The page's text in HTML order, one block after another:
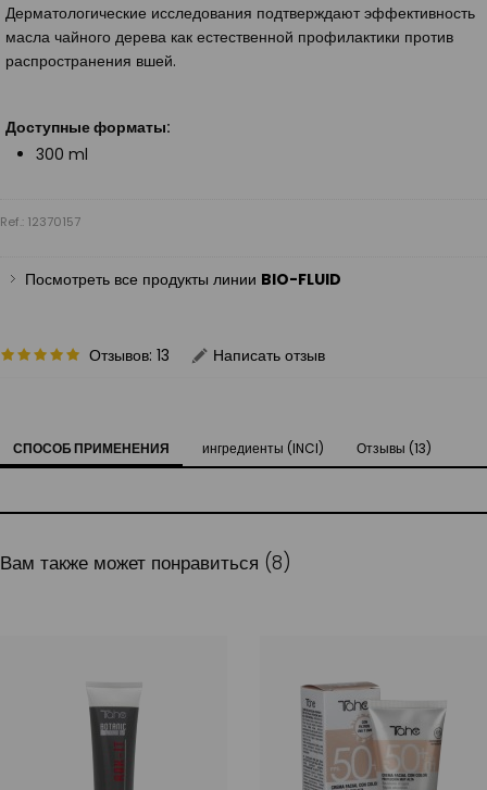
Дерматологические исследования подтверждают эффективность
масла чайного дерева как естественной профилактики против
распространения вшей.
Доступные форматы:
300 ml
Ref.: 12370157
Посмотреть все продукты линии BIO-FLUID
Отзывов: 13 Написать отзыв
СПОСОБ ПРИМЕНЕНИЯ ингредиенты (INCI) Отзывы (13)
Вам также может понравиться (8)